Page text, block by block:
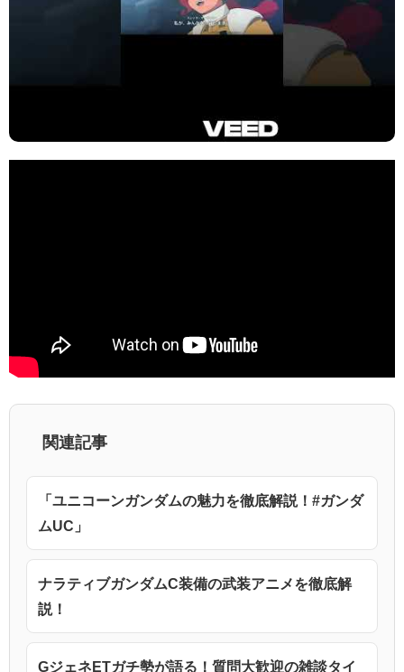
関連記事
「ユニコーンガンダムの魅力を徹底解説！#ガンダ
ムUC」
ナラティブガンダムC装備の武装アニメを徹底解
説！
GジェネETガチ勢が語る！質問大歓迎の雑談タイ